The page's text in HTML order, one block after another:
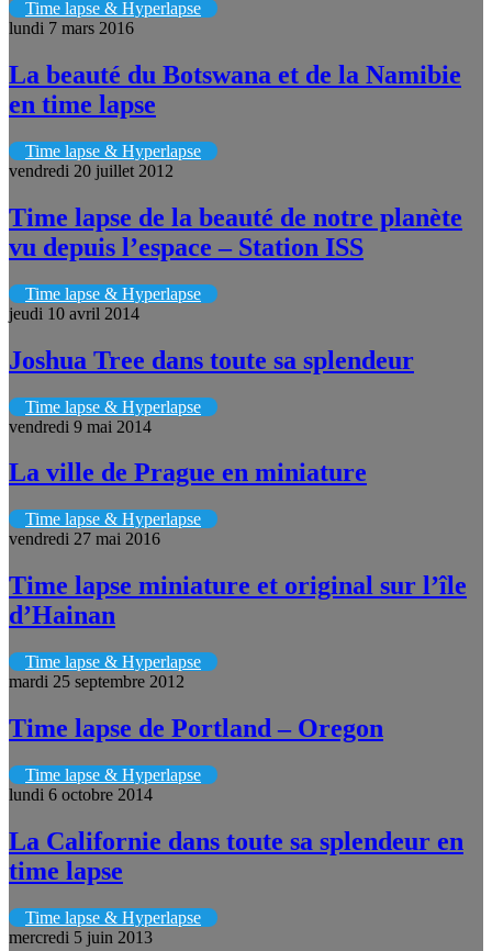
Time lapse & Hyperlapse
lundi 7 mars 2016
La beauté du Botswana et de la Namibie
en time lapse
Time lapse & Hyperlapse
vendredi 20 juillet 2012
Time lapse de la beauté de notre planète
vu depuis l’espace – Station ISS
Time lapse & Hyperlapse
jeudi 10 avril 2014
Joshua Tree dans toute sa splendeur
Time lapse & Hyperlapse
vendredi 9 mai 2014
La ville de Prague en miniature
Time lapse & Hyperlapse
vendredi 27 mai 2016
Time lapse miniature et original sur l’île
d’Hainan
Time lapse & Hyperlapse
mardi 25 septembre 2012
Time lapse de Portland – Oregon
Time lapse & Hyperlapse
lundi 6 octobre 2014
La Californie dans toute sa splendeur en
time lapse
Time lapse & Hyperlapse
mercredi 5 juin 2013